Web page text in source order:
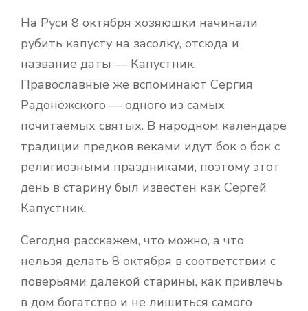
На Руси 8 октября хозяюшки начинали
рубить капусту на засолку, отсюда и
название даты — Капустник.
Православные же вспоминают Сергия
Радонежского — одного из самых
почитаемых святых. В народном календаре
традиции предков веками идут бок о бок с
религиозными праздниками, поэтому этот
день в старину был известен как Сергей
Капустник.
Сегодня расскажем, что можно, а что
нельзя делать 8 октября в соответствии с
поверьями далекой старины, как привлечь
в дом богатство и не лишиться самого